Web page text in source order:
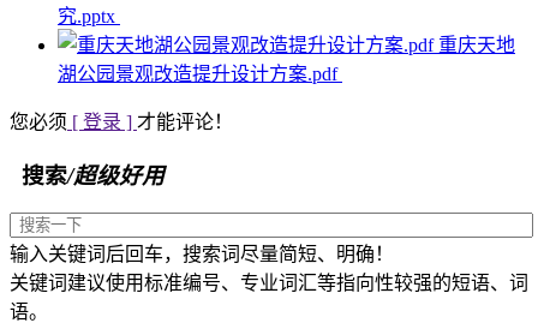
究.pptx
重庆天地
湖公园景观改造提升设计方案.pdf
您必须 [ 登录 ] 才能评论！
搜索/超级好用
输入关键词后回车，搜索词尽量简短、明确！
关键词建议使用标准编号、专业词汇等指向性较强的短语、词
语。